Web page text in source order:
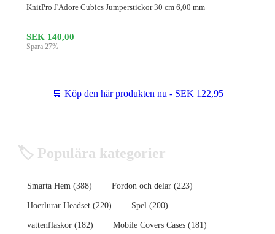
KnitPro J'Adore Cubics Jumperstickor 30 cm 6,00 mm
SEK 140,00
Spara 27%
🛒 Köp den här produkten nu - SEK 122,95
🏷️ Populära kategorier
Smarta Hem (388) Fordon och delar (223)
Hoerlurar Headset (220) Spel (200)
vattenflaskor (182) Mobile Covers Cases (181)